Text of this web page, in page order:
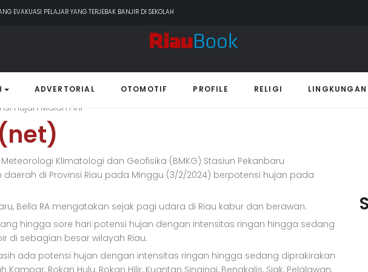
APRESIASI SEKTOR PERTANIAN BINAAN JEFRY NOER, ADA PISANG CAVENDISH
AGNI MASIH LAKUKAN PEMADAMAN KEBAKARAN HUTAN DAN LAHAN
ADVERTORIAL OTOMOTIF PROFILE RELIGI LINGKUNGAN
Berpotensi Hujan
WIB
Klimatologi dan Geofisika (BMKG) Stasiun Pekanbaru
di Provinsi Riau pada Minggu (3/2/2024) berpotensi hujan pada
Bella RA mengatakan sejak pagi udara di Riau kabur dan berawan.
hingga sore hari potensi hujan dengan intensitas ringan hingga sedang
di sebagian besar wilayah Riau.
ada potensi hujan dengan intensitas ringan hingga sedang diprakirakan
Rokan Hulu, Rokan Hilir, Kuantan Singingi, Bengkalis, Siak, Pelalawan,